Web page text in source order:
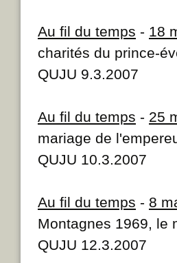
Au fil du temps - 18
charités du prince-
QUJU 9.3.2007
Au fil du temps - 25
mariage de
QUJU 10.3.2007
Au fil du temps - 8
Montagnes 1969, le
QUJU 12.3.2007